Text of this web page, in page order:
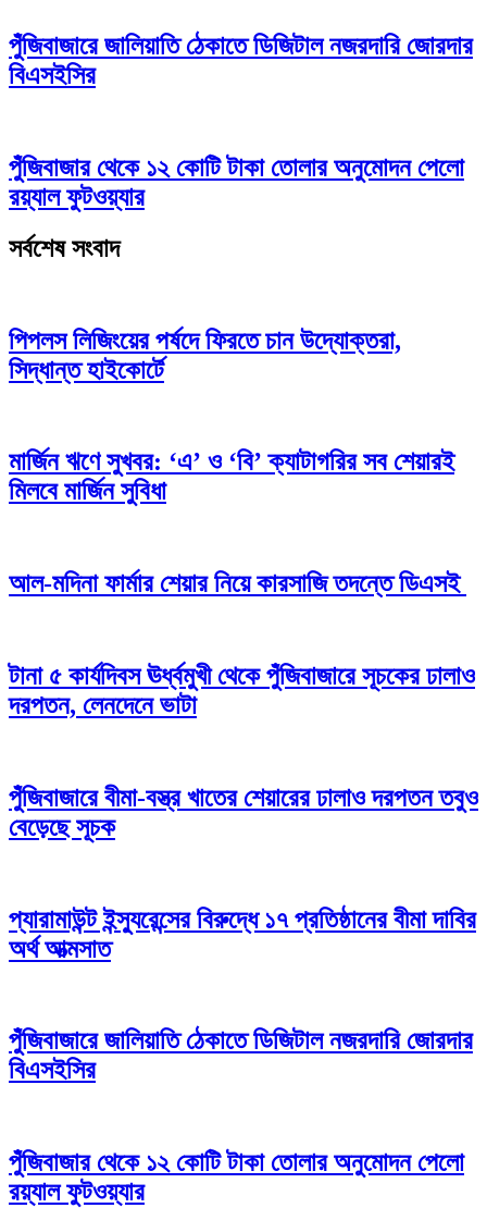
পুঁজিবাজারে জালিয়াতি ঠেকাতে ডিজিটাল নজরদারি জোরদার
বিএসইসির
পুঁজিবাজার থেকে ১২ কোটি টাকা তোলার অনুমোদন পেলো
রয়্যাল ফুটওয়্যার
সর্বশেষ সংবাদ
পিপলস লিজিংয়ের পর্ষদে ফিরতে চান উদ্যোক্তরা,
সিদ্ধান্ত হাইকোর্টে
মার্জিন ঋণে সুখবর: ‘এ’ ও ‘বি’ ক্যাটাগরির সব শেয়ারই
মিলবে মার্জিন সুবিধা
আল-মদিনা ফার্মার শেয়ার নিয়ে কারসাজি তদন্তে ডিএসই
টানা ৫ কার্যদিবস ঊর্ধ্বমুখী থেকে পুঁজিবাজারে সূচকের ঢালাও
দরপতন, লেনদেনে ভাটা
পুঁজিবাজারে বীমা-বস্ত্র খাতের শেয়ারের ঢালাও দরপতন তবুও
বেড়েছে সূচক
প্যারামাউন্ট ইন্স্যুরেন্সের বিরুদ্ধে ১৭ প্রতিষ্ঠানের বীমা দাবির
অর্থ আত্মসাত
পুঁজিবাজারে জালিয়াতি ঠেকাতে ডিজিটাল নজরদারি জোরদার
বিএসইসির
পুঁজিবাজার থেকে ১২ কোটি টাকা তোলার অনুমোদন পেলো
রয়্যাল ফুটওয়্যার